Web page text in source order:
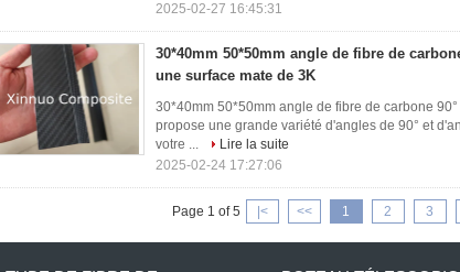
2025-02-27 16:45:31
30*40mm 50*50mm angle de fibre de
une surface mate de 3K
30*40mm 50*50mm angle de fibre de carbone
propose une grande variété d'angles de 90° et
votre ...
Lire la suite
2025-02-24 17:27:06
Page 1 of 5 |< << 1 2 3